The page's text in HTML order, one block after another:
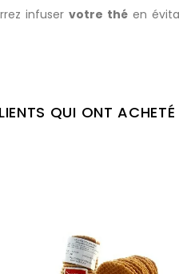
infuser votre théen
QUI ONT